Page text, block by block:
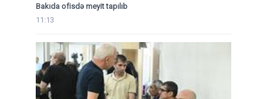
Bakıda ofisdə meyit tapılıb
11:13